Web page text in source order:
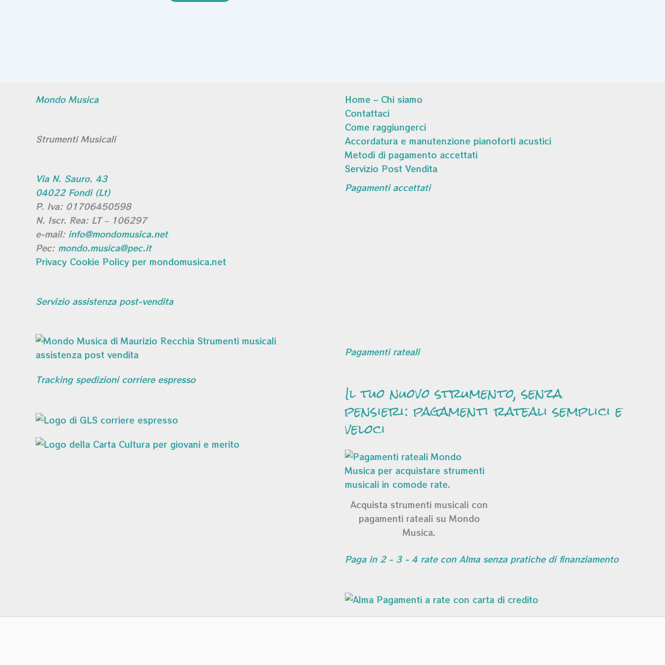
Mondo Musica
Strumenti Musicali
Via N. Sauro, 43
04022 Fondi (Lt)
P. Iva: 01706450598
N. Iscr. Rea: LT – 106297
e-mail: info@mondomusica.net
Pec: mondo.musica@pec.it
Privacy Cookie Policy per mondomusica.net
Servizio assistenza post-vendita
Tracking spedizioni corriere espresso
Home – Chi siamo
Contattaci
Come raggiungerci
Accordatura e manutenzione pianoforti acustici
Metodi di pagamento accettati
Servizio Post Vendita
Pagamenti accettati
Pagamenti rateali
Il tuo nuovo strumento, senza
pensieri: pagamenti rateali semplici e
veloci
Acquista strumenti musicali con
pagamenti rateali su Mondo
Musica.
Paga in 2 - 3 - 4 rate con Alma senza pratiche di finanziamento